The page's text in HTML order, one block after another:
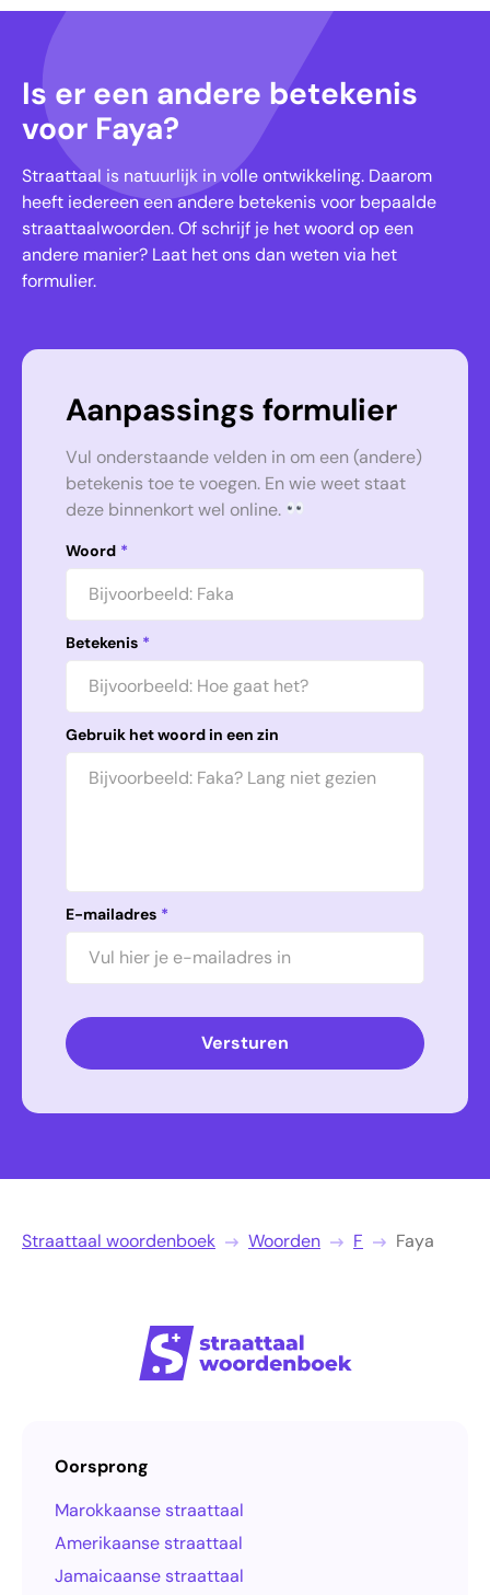
Is er een andere betekenis
voor Faya?
Straattaal is natuurlijk in volle ontwikkeling. Daarom
heeft iedereen een andere betekenis voor bepaalde
straattaalwoorden. Of schrijf je het woord op een
andere manier? Laat het ons dan weten via het
formulier.
Aanpassings formulier
Vul onderstaande velden in om een (andere)
betekenis toe te voegen. En wie weet staat
deze binnenkort wel online.
Woord *
Betekenis *
Gebruik het woord in een zin
E-mailadres *
Versturen
Straattaal woordenboek Woorden F Faya
Oorsprong
Marokkaanse straattaal
Amerikaanse straattaal
Jamaicaanse straattaal